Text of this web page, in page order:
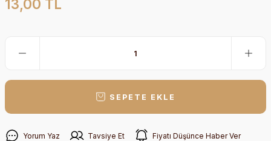
13,00 TL
SEPETE EKLE
Yorum Yaz Tavsiye Et Fiyatı Düşünce Haber Ver